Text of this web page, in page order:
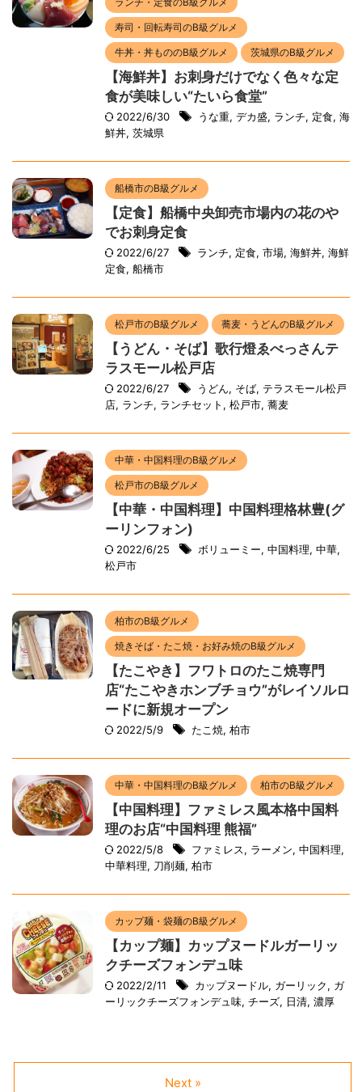
寿司・回転寿司のB級グルメ
牛丼・丼もののB級グルメ 茨城県のB級グルメ
【海鮮丼】お刺身だけでなく色々な定
食が美味しい“たいら食堂”
2022/6/30 うな重, デカ盛, ランチ, 定食, 海
鮮丼, 茨城県
船橋市のB級グルメ
【定食】船橋中央卸売市場内の花のや
でお刺身定食
2022/6/27 ランチ, 定食, 市場, 海鮮丼, 海鮮
定食, 船橋市
松戸市のB級グルメ 蕎麦・うどんのB級グルメ
【うどん・そば】歌行燈ゑべっさんテ
ラスモール松戸店
2022/6/27 うどん, そば, テラスモール松戸
店, ランチ, ランチセット , 松戸市, 蕎麦
中華・中国料理のB級グルメ
松戸市のB級グルメ
【中華・中国料理】中国料理格林豊(グ
ーリンフォン)
2022/6/25 ボリューミー, 中国料理, 中華,
松戸市
柏市のB級グルメ
焼きそば・たこ焼・お好み焼のB級グルメ
【たこやき】フワトロのたこ焼専門
店“たこやきホンブチョウ”がレイソルロ
ードに新規オープン
2022/5/9 たこ焼, 柏市
中華・中国料理のB級グルメ 柏市のB級グルメ
【中国料理】ファミレス風本格中国料
理のお店“中国料理 熊福”
2022/5/8 ファミレス, ラーメン, 中国料理,
中華料理, 刀削麺, 柏市
カップ麺・袋麺のB級グルメ
【カップ麺】カップヌードルガーリッ
クチーズフォンデュ味
2022/2/11 カップヌードル, ガーリック, ガ
ーリックチーズフォンデュ味, チーズ, 日清, 濃厚
Next »